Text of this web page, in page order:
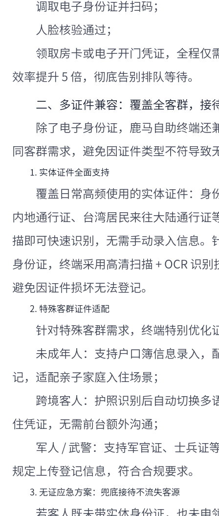
调取电子身份证并扫码；
人脸核验通过；
领取房卡或电子开门凭证，全程仅
效率提升 5 倍，彻底告别排队等待。
二、多证件兼容：覆盖全客群，接
除了电子身份证，鹿马自助终端还
同客群需求，避免因证件类型不符导致
1. 实体证件全面支持
覆盖日常高频使用的实体证件：身
内地通行证、台湾居民来往大陆通行证
描即可快速识别，无需手动录入信息。
身份证，终端采用高清扫描 + OCR 识
避免因证件损坏无法登记。
2. 特殊客群证件适配
针对特殊客群需求，终端特别优化
未成年人：支持户口簿信息录入，
记，适配亲子家庭入住场景；
跨境客人：护照识别后自动切换多
住凭证，无需前台额外沟通；
军人 / 武警：支持军官证、士兵证
规定上传登记信息，符合合规要求。
3. 无证应急方案：兜底接待不流失客源
若客人既未带实体身份证，也未申